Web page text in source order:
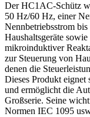
Der HC1AC-Schütz
50 Hz/60 Hz, einer
Nennbetriebsstrom
Haushaltsgeräte
mikroinduktiver
zur Steuerung von
denen die
Dieses Produkt eignet
und ermöglicht die
Großserie. Seine
Normen IEC 1095